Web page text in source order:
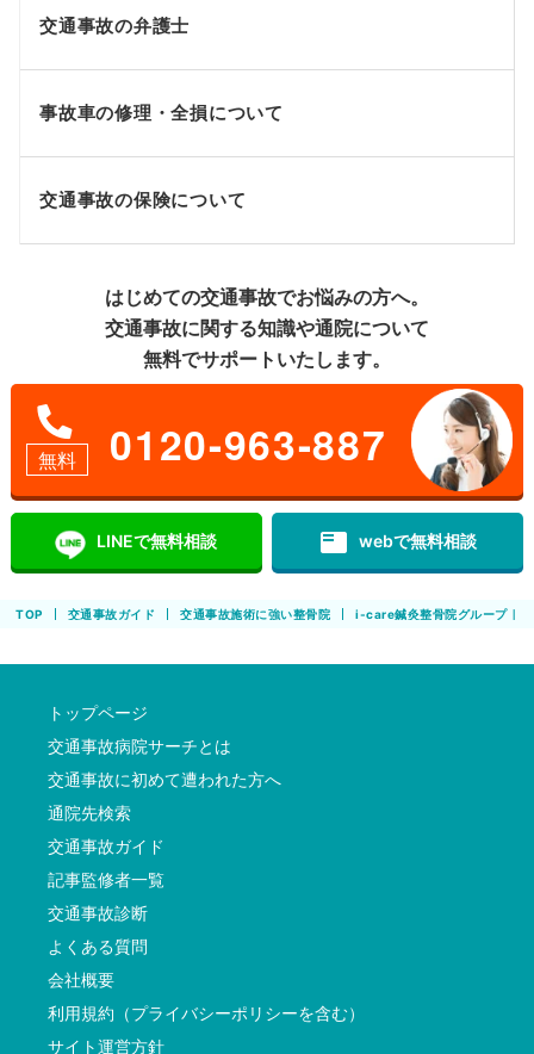
交通事故の弁護士
事故車の修理・全損について
交通事故の保険について
はじめての交通事故でお悩みの方へ。
交通事故に関する知識や通院について
無料でサポートいたします。
無料 0120-963-887
LINEで無料相談 featured_play_list webで無料相談
TOP 交通事故ガイド 交通事故施術に強い整骨院 i-care鍼灸整骨院グループ｜
トップページ
交通事故病院サーチとは
交通事故に初めて遭われた方へ
通院先検索
交通事故ガイド
記事監修者一覧
交通事故診断
よくある質問
会社概要
利用規約（プライバシーポリシーを含む）
サイト運営方針